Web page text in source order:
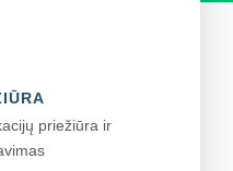
priežiūra ir